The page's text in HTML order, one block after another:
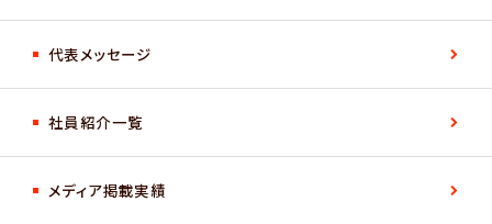
代表メッセージ
社員紹介一覧
メディア掲載実績